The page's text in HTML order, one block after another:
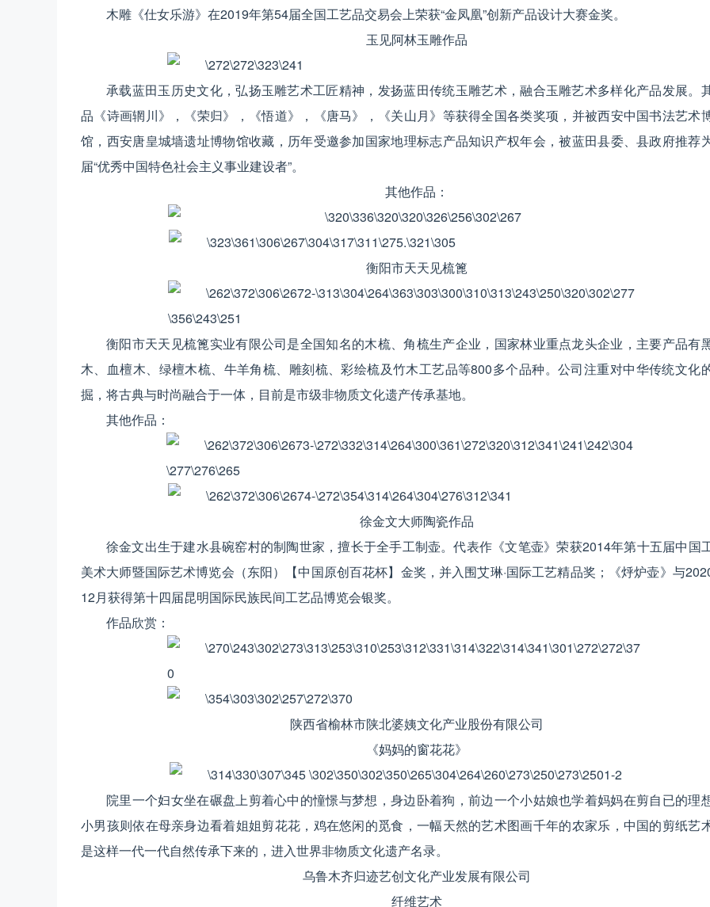
木雕《仕女乐游》在2019年第54届全国工艺品交易会上荣获“金凤凰”创新产品设计大赛金奖。
玉见阿林玉雕作品
承载蓝田玉历史文化，弘扬玉雕艺术工匠精神，发扬蓝田传统玉雕艺术，融合玉雕艺术多样化产品发展。
品《诗画辋川》，《荣归》，《悟道》，《唐马》，《关山月》等获得全国各类奖项，并被西安中国书法艺术
馆，西安唐皇城墙遗址博物馆收藏，历年受邀参加国家地理标志产品知识产权年会，被蓝田县委、县政府推荐
届“优秀中国特色社会主义事业建设者”。
其他作品：
衡阳市天天见梳篦
衡阳市天天见梳篦实业有限公司是全国知名的木梳、角梳生产企业，国家林业重点龙头企业，主要产品有
木、血檀木、绿檀木梳、牛羊角梳、雕刻梳、彩绘梳及竹木工艺品等800多个品种。公司注重对中华传统文化
掘，将古典与时尚融合于一体，目前是市级非物质文化遗产传承基地。
其他作品：
徐金文大师陶瓷作品
徐金文出生于建水县碗窑村的制陶世家，擅长于全手工制壶。代表作《文笔壶》荣获2014年第十五届中国
美术大师暨国际艺术博览会（东阳）【中国原创百花杯】金奖，并入围艾琳·国际工艺精品奖；《烀炉壶》与
12月获得第十四届昆明国际民族民间工艺品博览会银奖。
作品欣赏：
陕西省榆林市陕北婆姨文化产业股份有限公司
《妈妈的窗花花》
院里一个妇女坐在碾盘上剪着心中的憧憬与梦想，身边卧着狗，前边一个小姑娘也学着妈妈在剪自已的理
小男孩则依在母亲身边看着姐姐剪花花，鸡在悠闲的觅食，一幅天然的艺术图画千年的农家乐，中国的剪纸艺
是这样一代一代自然传承下来的，进入世界非物质文化遗产名录。
乌鲁木齐归迹艺创文化产业发展有限公司
纤维艺术